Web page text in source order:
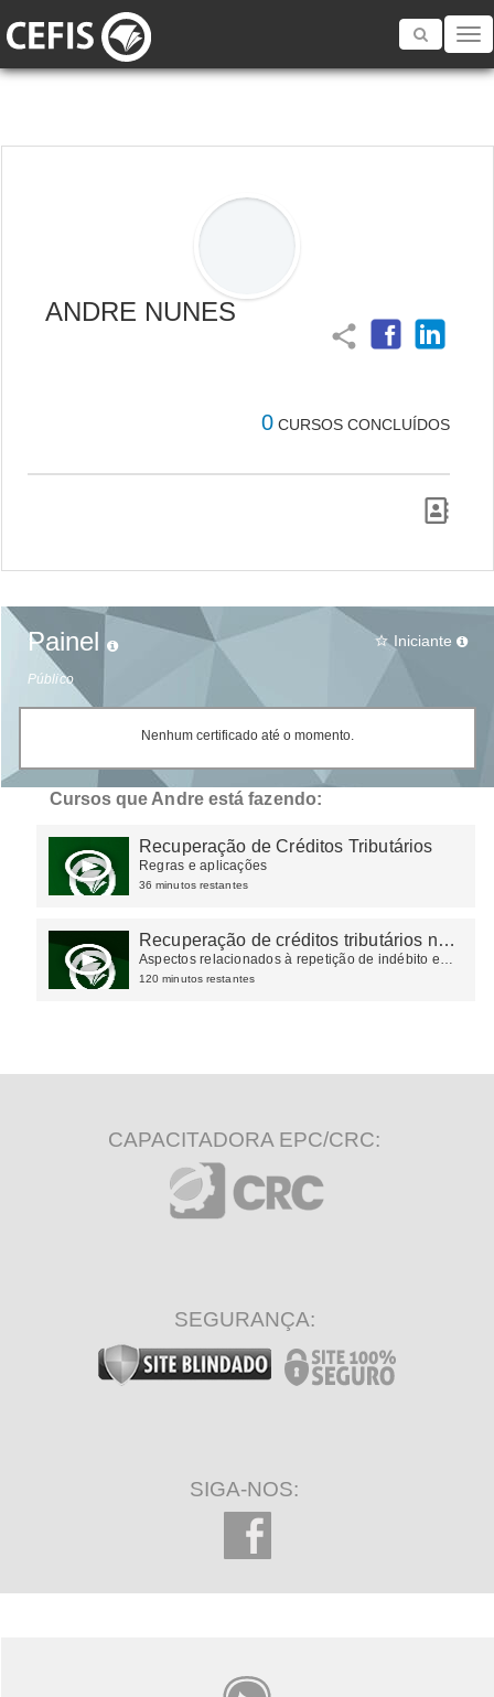
Toggle
ANDRE NUNES
share
0 CURSOS CONCLUÍDOS
Painel
Público
star_border Iniciante
Nenhum certificado até o momento.
Cursos que Andre está fazendo:
Recuperação de Créditos Tributários
Regras e aplicações
36 minutos restantes
Recuperação de créditos tributários na
esfera administrativa
Aspectos relacionados à repetição de indébito e
suas repercussões na esfera administrativa
120 minutos restantes
CAPACITADORA EPC/CRC:
SEGURANÇA:
SIGA-NOS: